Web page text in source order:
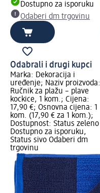
Dostupno za isporuku
Odaberi dm trgovinu
Odabrali i drugi kupci
Marka: Dekoracija i
uređenje; Naziv proizvoda:
Ručnik za plažu – plave
kockice, 1 kom.; Cijena:
17,90 €; Osnovna cijena: 1
kom. (17,90 € za 1 kom.);
Dostupnost: Status zeleno
Dostupno za isporuku,
Status sivo Odaberi dm
trgovinu